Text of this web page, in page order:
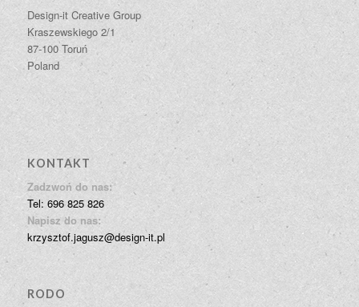
Design-it Creative Group
Kraszewskiego 2/1
87-100 Toruń
Poland
KONTAKT
Zadzwoń do nas:
Tel: 696 825 826
Napisz do nas:
krzysztof.jagusz@design-it.pl
RODO